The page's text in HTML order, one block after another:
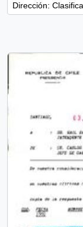
Dirección: